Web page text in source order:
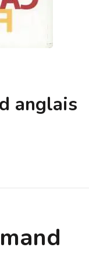
anglais